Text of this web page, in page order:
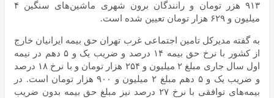
۹۱۳ هزر تومان و رانندگان برون شهری ماشین‌های سنگین ۴
میلیون و ۶۲۹ هزار تومان تعیین شده است.
به گفته مدیرکل تامین اجتماعی غرب تهران حق بیمه ایرانیان خارج
از کشور با نرخ حق بیمه ۱۴ درصد و ضریب یک و ۵ دهم در نیمه
اول سال جاری مبلغ ۲ میلیون و ۲۵۴ هزار تومان و با نرخ ۱۸ درصد
و ضریب یک و ۵ دهم مبلغ ۲ میلیون و ۹۰۰ هزار تومان است. در
بیمه‌های توافقی با نرخ ۲۷ درصد نیز مبلغ حق بیمه بدون ضریب